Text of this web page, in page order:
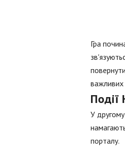
Гра
важливих
Події
У
порталу.